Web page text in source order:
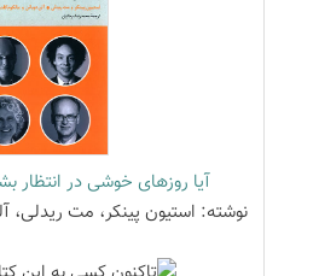
آیا روزهای خوشی در انتظار
نوشته: استیون پینکر، مت ریدلی،